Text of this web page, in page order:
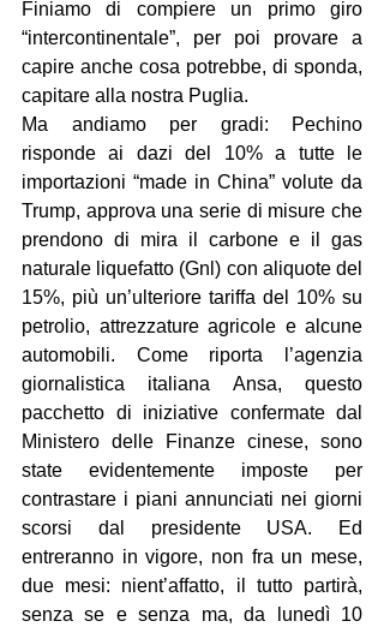
Finiamo di compiere un primo giro
“intercontinentale”, per poi provare a
capire anche cosa potrebbe, di sponda,
capitare alla nostra Puglia.
Ma andiamo per gradi: Pechino
risponde ai dazi del 10% a tutte le
importazioni “made in China” volute da
Trump, approva una serie di misure che
prendono di mira il carbone e il gas
naturale liquefatto (Gnl) con aliquote del
15%, più un’ulteriore tariffa del 10% su
petrolio, attrezzature agricole e alcune
automobili. Come riporta l’agenzia
giornalistica italiana Ansa, questo
pacchetto di iniziative confermate dal
Ministero delle Finanze cinese, sono
state evidentemente imposte per
contrastare i piani annunciati nei giorni
scorsi dal presidente USA. Ed
entreranno in vigore, non fra un mese,
due mesi: nient’affatto, il tutto partirà,
senza se e senza ma, da lunedì 10